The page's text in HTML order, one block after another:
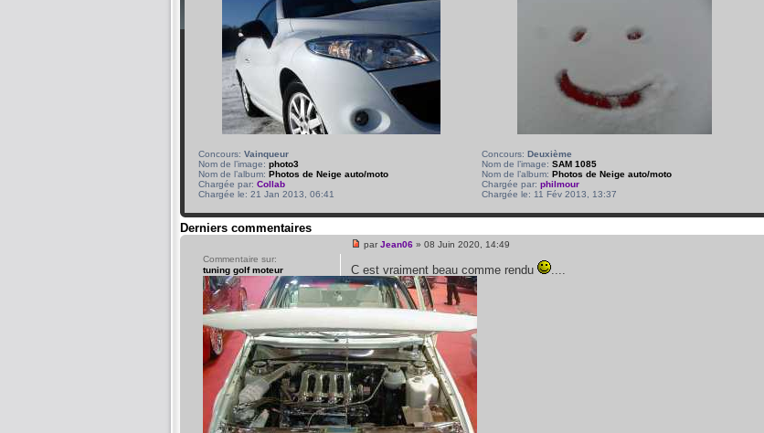
Concours: Vainqueur
Nom de l’image: photo3
Nom de l’album: Photos de Neige auto/moto
Chargée par: Collab
Chargée le: 21 Jan 2013, 06:41
Concours: Deuxième
Nom de l’image: SAM 1085
Nom de l’album: Photos de Neige auto/moto
Chargée par: philmour
Chargée le: 11 Fév 2013, 13:37
Derniers commentaires
par Jean06» 08 Juin 2020, 14:49
C est vraiment beau comme rendu ....
Commentaire sur:
tuning golf moteur